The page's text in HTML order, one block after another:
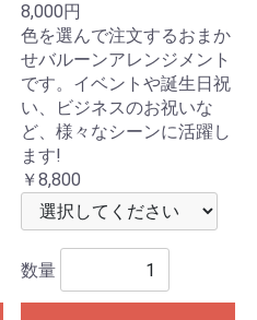
8,000円
色を選んで注文するおまか
せバルーンアレンジメント
です。イベントや誕生日祝
い、ビジネスのお祝いな
ど、様々なシーンに活躍し
ます!
￥8,800
数量